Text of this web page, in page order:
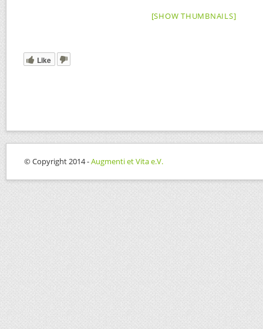
[SHOW THUMBNAILS]
Like
© Copyright 2014 -Augmenti et Vita e.V.